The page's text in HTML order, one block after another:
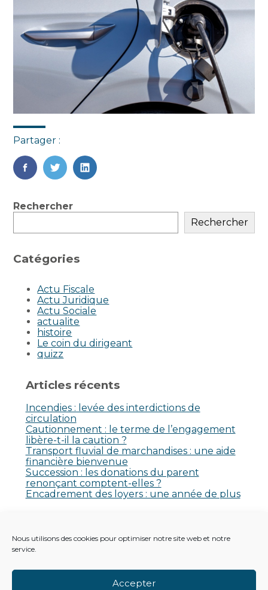
Nous utilisons des cookies pour optimiser notre site web et notre
service.
Accepter
Partager :
FaceBook
TwitterLinkedIn
Blog
Rechercher
Rechercher
Catégories
Actu Fiscale
Actu Juridique
Actu Sociale
actualite
histoire
Le coin du dirigeant
quizz
Articles récents
Incendies : levée des interdictions de
circulation
Cautionnement : le terme de l’engagement
libère-t-il la caution ?
Transport fluvial de marchandises : une aide
financière bienvenue
Succession : les donations du parent
renonçant comptent-elles ?
Encadrement des loyers : une année de plus
Aucun commentaire à afficher.